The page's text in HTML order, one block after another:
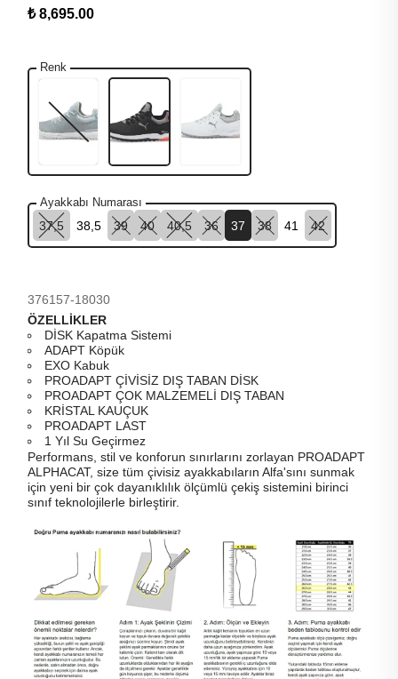
₺ 8,695.00
Renk
Ayakkabı Numarası
37,5 38,5 39 40 40,5 36 37 38 41 42
376157-18030
ÖZELLİKLER
DİSK Kapatma Sistemi
ADAPT Köpük
EXO Kabuk
PROADAPT ÇİVİSİZ DIŞ TABAN DİSK
PROADAPT ÇOK MALZEMELİ DIŞ TABAN
KRİSTAL KAUÇUK
PROADAPT LAST
1 Yıl Su Geçirmez
Performans, stil ve konforun sınırlarını zorlayan PROADAPT
ALPHACAT, size tüm çivisiz ayakkabıların Alfa'sını sunmak
için yeni bir çok dayanıklılık ölçümlü çekiş sistemini birinci
sınıf teknolojilerle birleştirir.